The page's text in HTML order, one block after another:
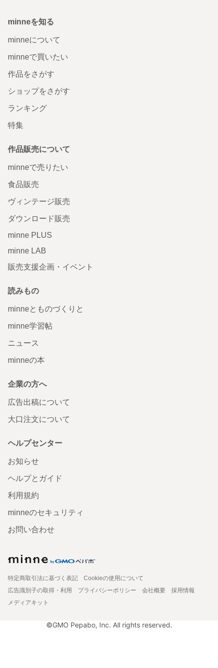
minneを知る
minneについて
minneで買いたい
作品をさがす
ショップをさがす
ランキング
特集
作品販売について
minneで売りたい
食品販売
ヴィンテージ販売
ダウンロード販売
minne PLUS
minne LAB
販売支援企画・イベント
読みもの
minneとものづくりと
minne学習帖
ニュース
minneの本
企業の方へ
広告出稿について
大口注文について
ヘルプセンター
お知らせ
ヘルプとガイド
利用規約
minneのセキュリティ
お問い合わせ
特定商取引法に基づく表記
Cookieの使用について
広告識別子の取得・利用
プライバシーポリシー 会社概要
採用情報
メディアキット
©GMO Pepabo, Inc. All rights reserved.